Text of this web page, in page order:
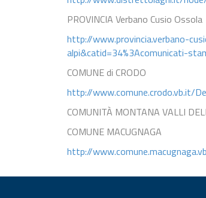
PROVINCIA Verbano Cusio Ossola
http://www.provincia.verbano-
alpi&catid=34%3Acomunicati-
COMUNE di CRODO
http://www.comune.crodo.vb.it/
COMUNITÀ MONTANA VALLI
COMUNE MACUGNAGA
http://